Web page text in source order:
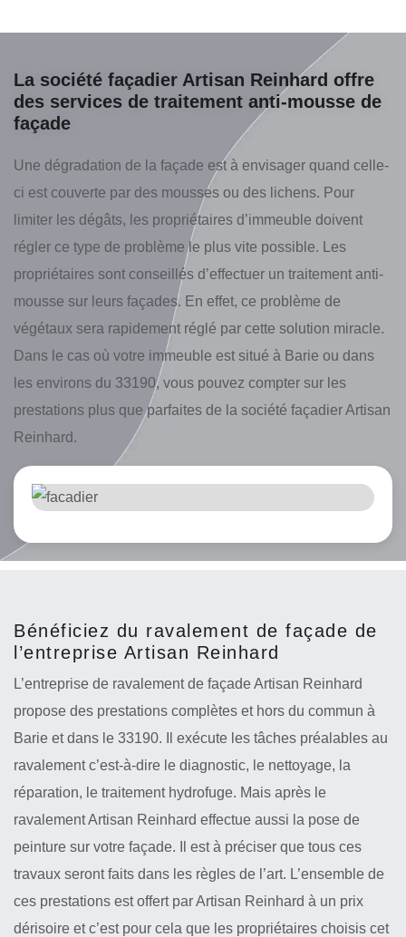
La société façadier Artisan Reinhard offre
des services de traitement anti-mousse de
façade
Une dégradation de la façade est à envisager quand celle-
ci est couverte par des mousses ou des lichens. Pour
limiter les dégâts, les propriétaires d’immeuble doivent
régler ce type de problème le plus vite possible. Les
propriétaires sont conseillés d’effectuer un traitement anti-
mousse sur leurs façades. En effet, ce problème de
végétaux sera rapidement réglé par cette solution miracle.
Dans le cas où votre immeuble est situé à Barie ou dans
les environs du 33190, vous pouvez compter sur les
prestations plus que parfaites de la société façadier Artisan
Reinhard.
Bénéficiez du ravalement de façade de
l’entreprise Artisan Reinhard
L’entreprise de ravalement de façade Artisan Reinhard
propose des prestations complètes et hors du commun à
Barie et dans le 33190. Il exécute les tâches préalables au
ravalement c’est-à-dire le diagnostic, le nettoyage, la
réparation, le traitement hydrofuge. Mais après le
ravalement Artisan Reinhard effectue aussi la pose de
peinture sur votre façade. Il est à préciser que tous ces
travaux seront faits dans les règles de l’art. L’ensemble de
ces prestations est offert par Artisan Reinhard à un prix
dérisoire et c’est pour cela que les propriétaires choisis cet